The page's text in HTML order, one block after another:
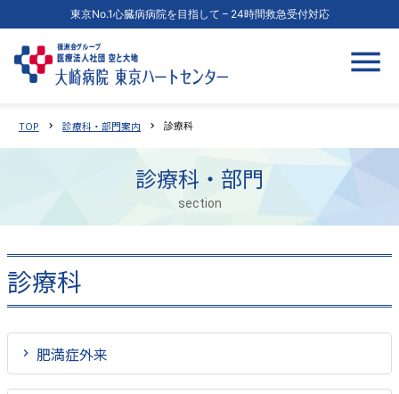
東京No.1心臓病病院を目指して – 24時間救急受付対応
TOP chevron_right 診療科・部門案内 chevron_right 診療科
診療科・部門
section
診療科
肥満症外来